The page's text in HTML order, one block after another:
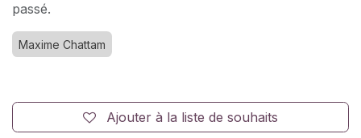
passé.
Maxime Chattam
Ajouter à la liste de souhaits